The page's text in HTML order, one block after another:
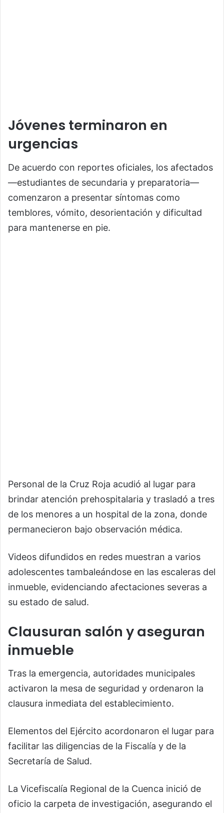
Jóvenes terminaron en
urgencias
De acuerdo con reportes oficiales, los afectados
—estudiantes de secundaria y preparatoria—
comenzaron a presentar síntomas como
temblores, vómito, desorientación y dificultad
para mantenerse en pie.
Personal de la Cruz Roja acudió al lugar para
brindar atención prehospitalaria y trasladó a tres
de los menores a un hospital de la zona, donde
permanecieron bajo observación médica.
Videos difundidos en redes muestran a varios
adolescentes tambaleándose en las escaleras del
inmueble, evidenciando afectaciones severas a
su estado de salud.
Clausuran salón y aseguran
inmueble
Tras la emergencia, autoridades municipales
activaron la mesa de seguridad y ordenaron la
clausura inmediata del establecimiento.
Elementos del Ejército acordonaron el lugar para
facilitar las diligencias de la Fiscalía y de la
Secretaría de Salud.
La Vicefiscalía Regional de la Cuenca inició de
oficio la carpeta de investigación, asegurando el